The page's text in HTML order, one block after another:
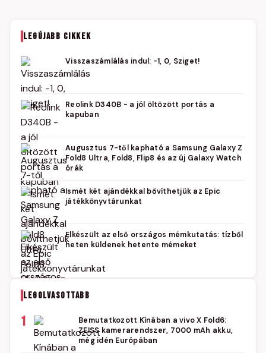
LEGÚJABB CIKKEK
Visszaszámlálás indul: -1, 0, Sziget!
Reolink D340B - a jól öltözött portás a
kapuban
Augusztus 7-től kapható a Samsung Galaxy Z
Fold8 Ultra, Fold8, Flip8 és az új Galaxy Watch
órák
Ismét két ajándékkal bővíthetjük az Epic
játékkönyvtárunkat
Elkészült az első országos mémkutatás: tízből
heten küldenek hetente mémeket
LEGOLVASOTTABB
1
Bemutatkozott Kínában a vivo X Fold6:
ZEISS kamerarendszer, 7000 mAh akku,
még idén Európában